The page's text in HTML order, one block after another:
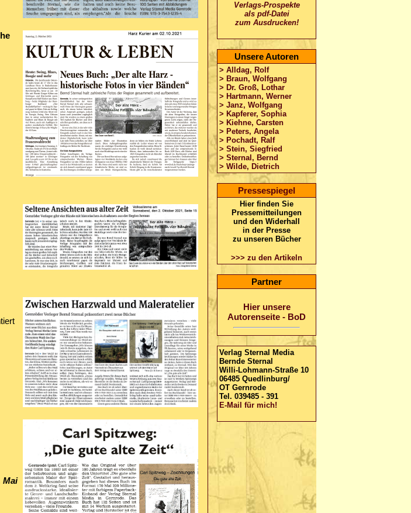
Mai
Verlags-Prospekte
als pdf-Datei
zum Ausdrucken!
Unsere Autoren
> Alldag, Rolf
> Braun, Wolfgang
> Dr. Groß, Lothar
> Hartmann, Werner
> Janz, Wolfgang
> Kapferer, Sophia
> Kiehne, Carsten
> Peters, Angela
> Pochadt, Ralf
> Stein, Siegfried
> Sternal, Bernd
> Wilde, Dietrich
Pressespiegel
Hier finden Sie
Pressemitteilungen
und den Widerhall
in der Presse
zu unseren Bücher
>>> zu den Artikeln
Partner
Hier unsere
Autorenseite - BoD
Verlag Sternal Media
Bernde Sternal
Willi-Lohmann-Straße 10
06485 Quedlinburg/
OT Gernrode
Tel. 039485 - 391
E-Mail für mich!